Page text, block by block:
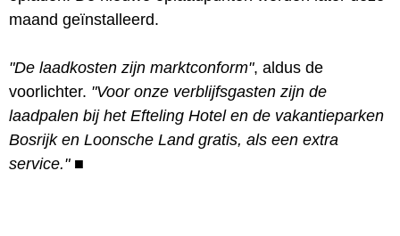
maand geïnstalleerd.
"De laadkosten zijn marktconform", aldus de
voorlichter. "Voor onze verblijfsgasten zijn de
laadpalen bij het Efteling Hotel en de vakantieparken
Bosrijk en Loonsche Land gratis, als een extra
service." ■